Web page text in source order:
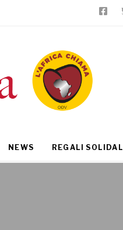
NEWS REGALI SOLIDALI